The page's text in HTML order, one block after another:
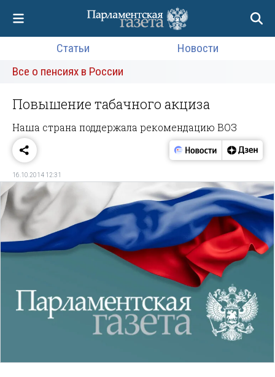
Статьи
Новости
Все о пенсиях в России
Повышение табачного акциза
Наша страна поддержала рекомендацию ВОЗ
16.10.2014 12:31